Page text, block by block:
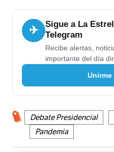
✈
Sigue a La
Telegram
Recibe alertas,
importante del día
Unirme
Debate Presidencial
Pandemia